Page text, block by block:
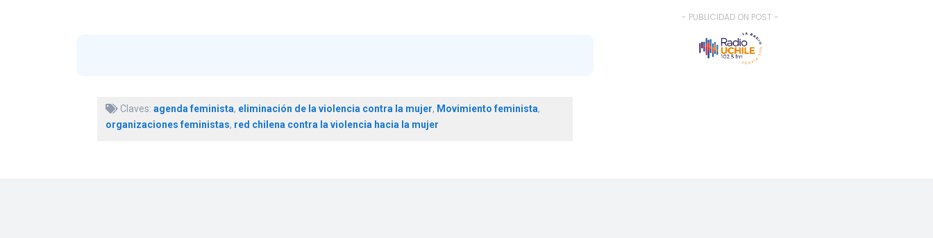
Claves: agenda feminista, eliminación de la violencia contra la mujer, Movimiento feminista,
organizaciones feministas, red chilena contra la violencia hacia la mujer
- PUBLICIDAD ON POST -